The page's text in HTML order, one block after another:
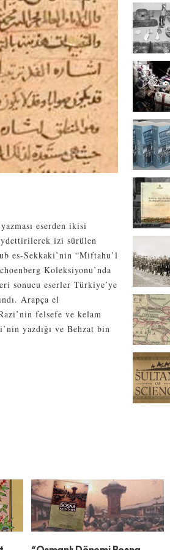
eserden ikisi
izi sürülen
es-Sekkaki’nin “Miftahu’l
Koleksiyonu’nda
sonucu eserler Türkiye’ye
Arapça el
felsefe ve kelam
yazdığı ve Behzat bin